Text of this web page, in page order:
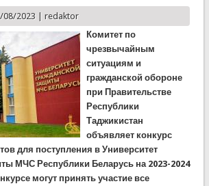
08/2023 | redaktor
Комитет по
чрезвычайным
ситуациям и
гражданской обороне
при Правительстве
Республики
Таджикистан
объявляет конкурс
для поступления в Университет
МЧС Республики Беларусь на 2023-2024
могут принять участие все